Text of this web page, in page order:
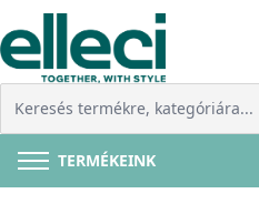
TERMÉKEINK